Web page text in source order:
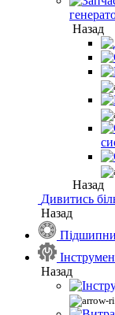
Назад
Назад
Дивитись
Назад
Назад